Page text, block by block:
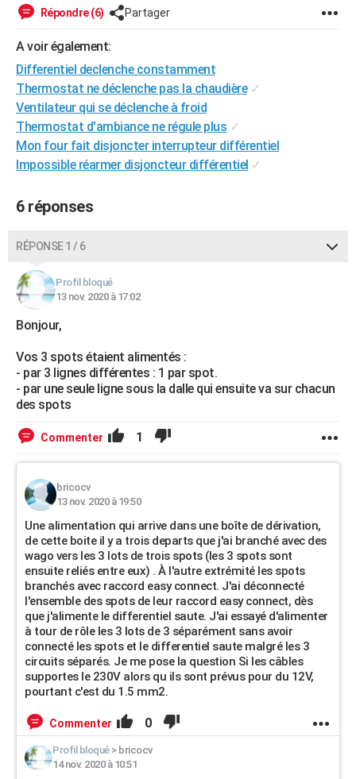
CARTE DE VOEUX
Carte de Noël
Carte Bonne année
Carte Saint-Valentin
Carte Pâques
Carte d'anniversaire
DICTIONNAIRE
Dictionnaire
Biographies
Citations
Expressions
Proverbes
PROGRAMME TV
S'inscrire
Se connecter
Lycées
Collèges
Primaires
Universités
Entreprises
Service militaire
Avis de recherche
FORUM
Bricolage
Lifestyle
Culture
Sport
Auto
Television
Voyage
Cinema
Répondre (6) Partager
A voir également:
Differentiel declenche constamment
Thermostat ne déclenche pas la chaudière ✓
Ventilateur qui se déclenche à froid
Thermostat d'ambiance ne régule plus ✓
Mon four fait disjoncter interrupteur différentiel
Impossible réarmer disjoncteur différentiel ✓
6 réponses
RÉPONSE 1 / 6
Profil bloqué
13 nov. 2020 à 17:02
Bonjour,
Vos 3 spots étaient alimentés :
- par 3 lignes différentes : 1 par spot.
- par une seule ligne sous la dalle qui ensuite va sur chacun
des spots
Commenter 1
bricocv
13 nov. 2020 à 19:50
Une alimentation qui arrive dans une boîte de dérivation,
de cette boite il y a trois departs que j'ai branché avec des
wago vers les 3 lots de trois spots (les 3 spots sont
ensuite reliés entre eux) . À l'autre extrémité les spots
branchés avec raccord easy connect. J'ai déconnecté
l'ensemble des spots de leur raccord easy connect, dès
que j'alimente le differentiel saute. J'ai essayé d'alimenter
à tour de rôle les 3 lots de 3 séparément sans avoir
connecté les spots et le differentiel saute malgré les 3
circuits séparés. Je me pose la question Si les câbles
supportes le 230V alors qu ils sont prévus pour du 12V,
pourtant c'est du 1.5 mm2.
Commenter 0
Profil bloqué> bricocv
14 nov. 2020 à 10:51